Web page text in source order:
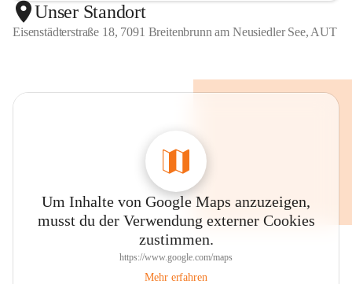
Unser Standort
Eisenstädterstraße 18, 7091 Breitenbrunn am Neusiedler See, AUT
Um Inhalte von Google Maps anzuzeigen,
musst du der Verwendung externer Cookies
zustimmen.
https://www.google.com/maps
Mehr erfahren